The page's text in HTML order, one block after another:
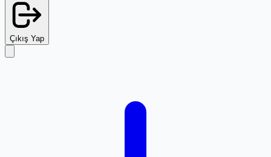
Çıkış Yap